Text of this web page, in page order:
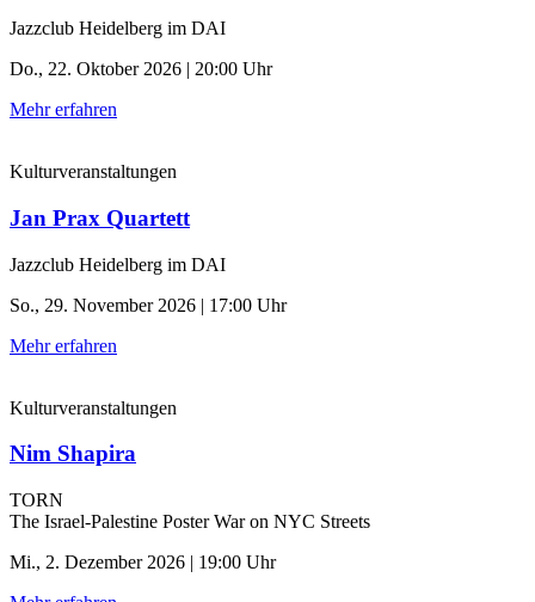
Jazzclub Heidelberg im DAI
Do., 22. Oktober 2026 | 20:00 Uhr
Mehr erfahren
Kulturveranstaltungen
Jan Prax Quartett
Jazzclub Heidelberg im DAI
So., 29. November 2026 | 17:00 Uhr
Mehr erfahren
Kulturveranstaltungen
Nim Shapira
TORN
The Israel-Palestine Poster War on NYC Streets
Mi., 2. Dezember 2026 | 19:00 Uhr